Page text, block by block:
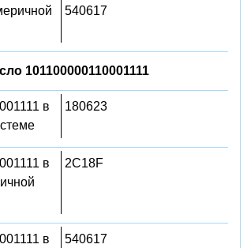
540617
101100000110001111
в
180623
в
2C18F
в
540617